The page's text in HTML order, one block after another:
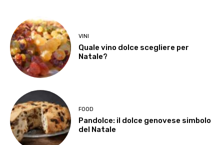
VINI
Quale vino dolce scegliere per
Natale?
FOOD
Pandolce: il dolce genovese simbolo
del Natale